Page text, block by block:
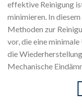
effektive Reinigung
minimieren. In
Methoden zur
vor, die eine
die
Mechanische